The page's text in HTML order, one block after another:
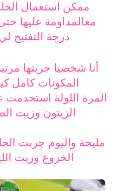
ممكن استعمال
معالمداومة عليها
درجة التفتيح
أنا شخصيا جربتها
المكونات كامل
المرة اللولة
الزيتون وزيت
مليحة واليوم جربت
الخروع وزيت